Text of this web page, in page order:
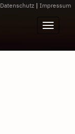
Datenschutz | Impressum